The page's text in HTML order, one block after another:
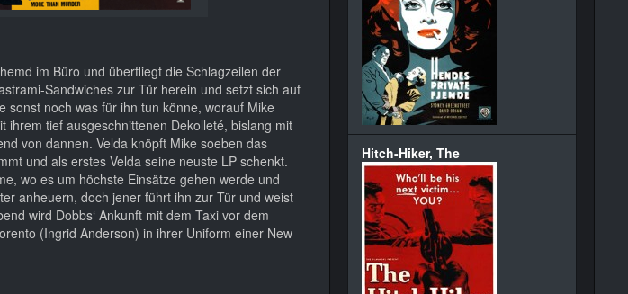
im Büro und überfliegt die Schlagzeilen der
Sandwiches zur Tür herein und setzt sich auf
sonst noch was für ihn tun könne, worauf Mike
ihrem tief ausgeschnittenen Dekolleté, bislang mit
von dannen. Velda knöpft Mike soeben das
und als erstes Velda seine neuste LP schenkt.
wo es um höchste Einsätze gehen werde und
anheuern, doch jener führt ihn zur Tür und weist
wird Dobbs‘ Ankunft mit dem Taxi vor dem
(Ingrid Anderson) in ihrer Uniform einer New
Hitch-Hiker, The